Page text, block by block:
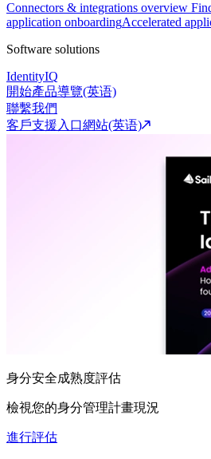
Connectors & integrations overview
application onboardingAccelerated
Software solutions
IdentityIQ
開始產品導覽(英语)
聯繫我們
客戶支援入口網站(英语)
身分安全成熟度評估
檢視您的身分管理計畫現況
進行評估